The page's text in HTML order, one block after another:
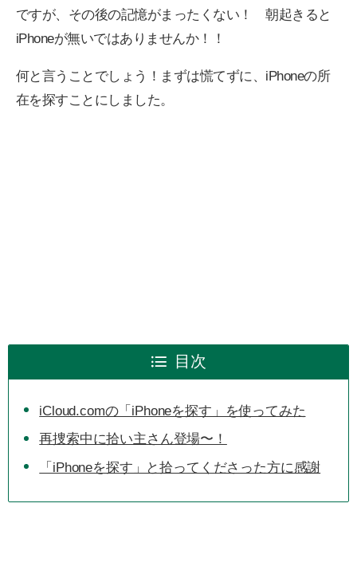
ですが、その後の記憶がまったくない！ 朝起きると
iPhoneが無いではありませんか！！
何と言うことでしょう！まずは慌てずに、iPhoneの所
在を探すことにしました。
目次
iCloud.comの「iPhoneを探す」を使ってみた
再捜索中に拾い主さん登場〜！
「iPhoneを探す」と拾ってくださった方に感謝